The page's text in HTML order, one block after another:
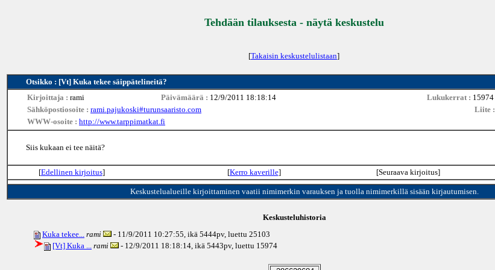
Tehdään tilauksesta - näytä keskustelu
[Takaisin keskustelulistaan]
Otsikko : [Vt] Kuka tekee säippätelineitä?
Kirjoittaja : rami Päivämäärä : 12/9/2011 18:18:14 Lukukerrat : 15974
Sähköpostiosoite : rami.pajukoski#turunsaaristo.com Liite :
WWW-osoite : http://www.tarppimatkat.fi
Siis kukaan ei tee näitä?
[Edellinen kirjoitus] [Kerro kaverille] [Seuraava kirjoitus]
Keskustelualueille kirjoittaminen vaatii nimimerkin varauksen ja tuolla nimimerkillä sisään kirjautumisen.
Keskusteluhistoria
Kuka tekee... rami - 11/9/2011 10:27:55, ikä 5444pv, luettu 25103
[Vt] Kuka ... rami - 12/9/2011 18:18:14, ikä 5443pv, luettu 15974